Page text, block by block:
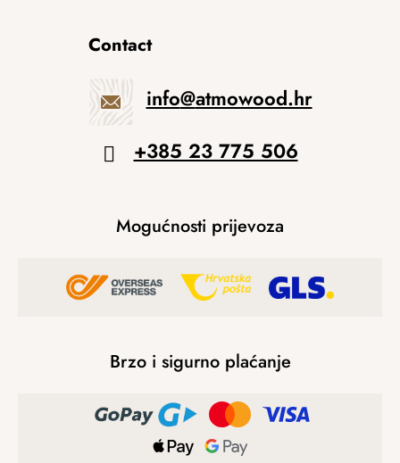
Contact
info@atmowood.hr
+385 23 775 506
Mogućnosti prijevoza
Brzo i sigurno plaćanje